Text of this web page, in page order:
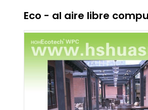
Eco - al aire libre